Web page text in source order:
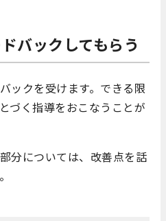
バックしてもらう
ックを受けます。できる限
づく指導をおこなうことが
分については、改善点を話